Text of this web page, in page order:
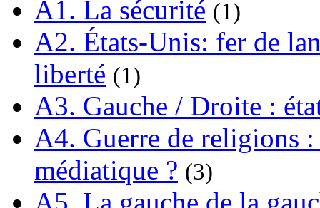
A1. La sécurité (1)
A2. États-Unis: fer de
liberté (1)
A3. Gauche / Droite :
A4. Guerre de religions
médiatique ? (3)
A5. La gauche de la